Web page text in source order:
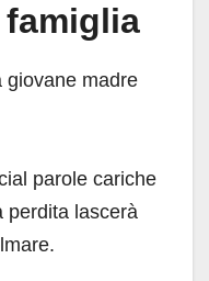
giovane madre
parole cariche
perdita lascerà